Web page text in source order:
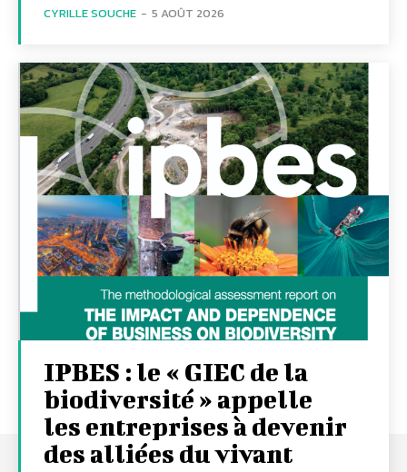
CYRILLE SOUCHE - 5 AOÛT 2026
IPBES : le « GIEC de la
biodiversité » appelle
les entreprises à devenir
des alliées du vivant